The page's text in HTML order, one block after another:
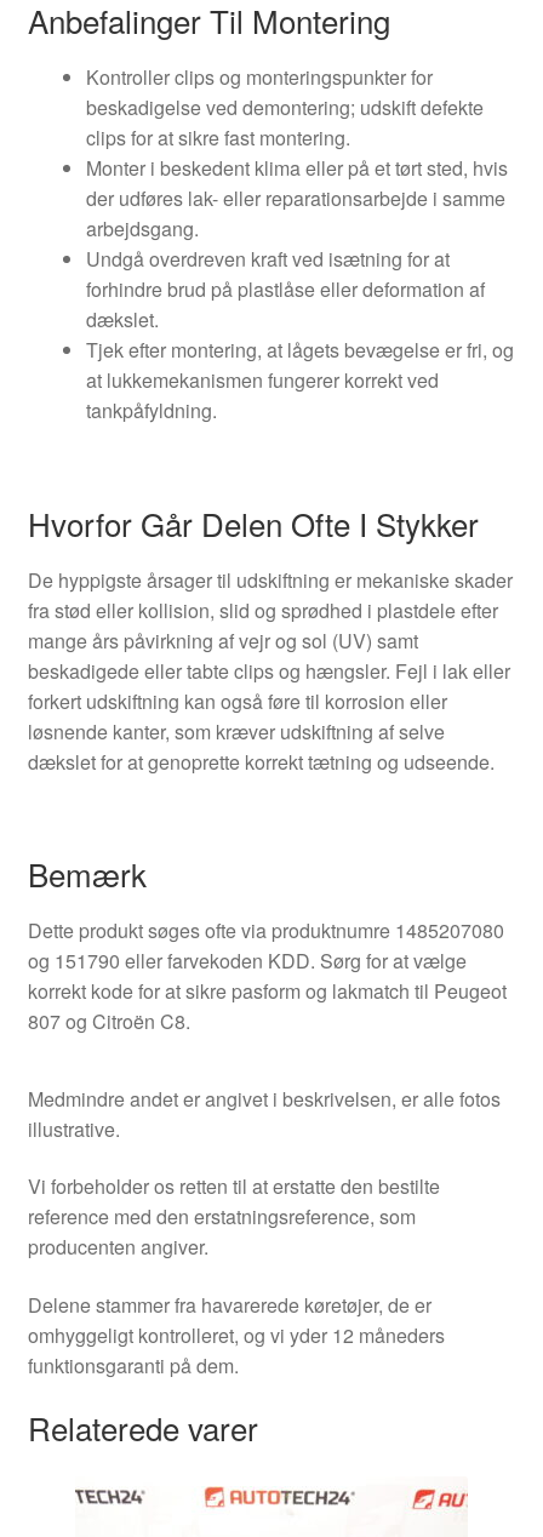
Anbefalinger Til Montering
Kontroller clips og monteringspunkter for
beskadigelse ved demontering; udskift defekte
clips for at sikre fast montering.
Monter i beskedent klima eller på et tørt sted, hvis
der udføres lak- eller reparationsarbejde i samme
arbejdsgang.
Undgå overdreven kraft ved isætning for at
forhindre brud på plastlåse eller deformation af
dækslet.
Tjek efter montering, at lågets bevægelse er fri, og
at lukkemekanismen fungerer korrekt ved
tankpåfyldning.
Hvorfor Går Delen Ofte I Stykker
De hyppigste årsager til udskiftning er mekaniske skader
fra stød eller kollision, slid og sprødhed i plastdele efter
mange års påvirkning af vejr og sol (UV) samt
beskadigede eller tabte clips og hængsler. Fejl i lak eller
forkert udskiftning kan også føre til korrosion eller
løsnende kanter, som kræver udskiftning af selve
dækslet for at genoprette korrekt tætning og udseende.
Bemærk
Dette produkt søges ofte via produktnumre 1485207080
og 151790 eller farvekoden KDD. Sørg for at vælge
korrekt kode for at sikre pasform og lakmatch til Peugeot
807 og Citroën C8.
Medmindre andet er angivet i beskrivelsen, er alle fotos
illustrative.
Vi forbeholder os retten til at erstatte den bestilte
reference med den erstatningsreference, som
producenten angiver.
Delene stammer fra havarerede køretøjer, de er
omhyggeligt kontrolleret, og vi yder 12 måneders
funktionsgaranti på dem.
Relaterede varer